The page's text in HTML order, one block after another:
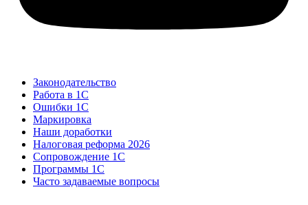
Законодательство
Работа в 1С
Ошибки 1С
Маркировка
Наши доработки
Налоговая реформа 2026
Сопровождение 1С
Программы 1С
Часто задаваемые вопросы